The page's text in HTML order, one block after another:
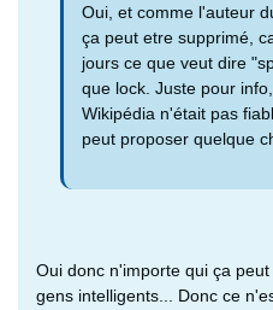
Oui, et comme l'auteur
ça peut etre supprimé,
jours ce que veut dire
que lock. Juste pour
Wikipédia n'était pas
peut proposer quelque
Oui donc n'importe qui ça
gens intelligents... Donc ce